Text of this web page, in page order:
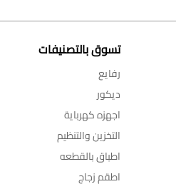
تسوق بالتصنيفات
رفايع
ديكور
اجهزه كهرباية
التخزين والتنظيم
اطباق بالقطعه
اطقم زجاج